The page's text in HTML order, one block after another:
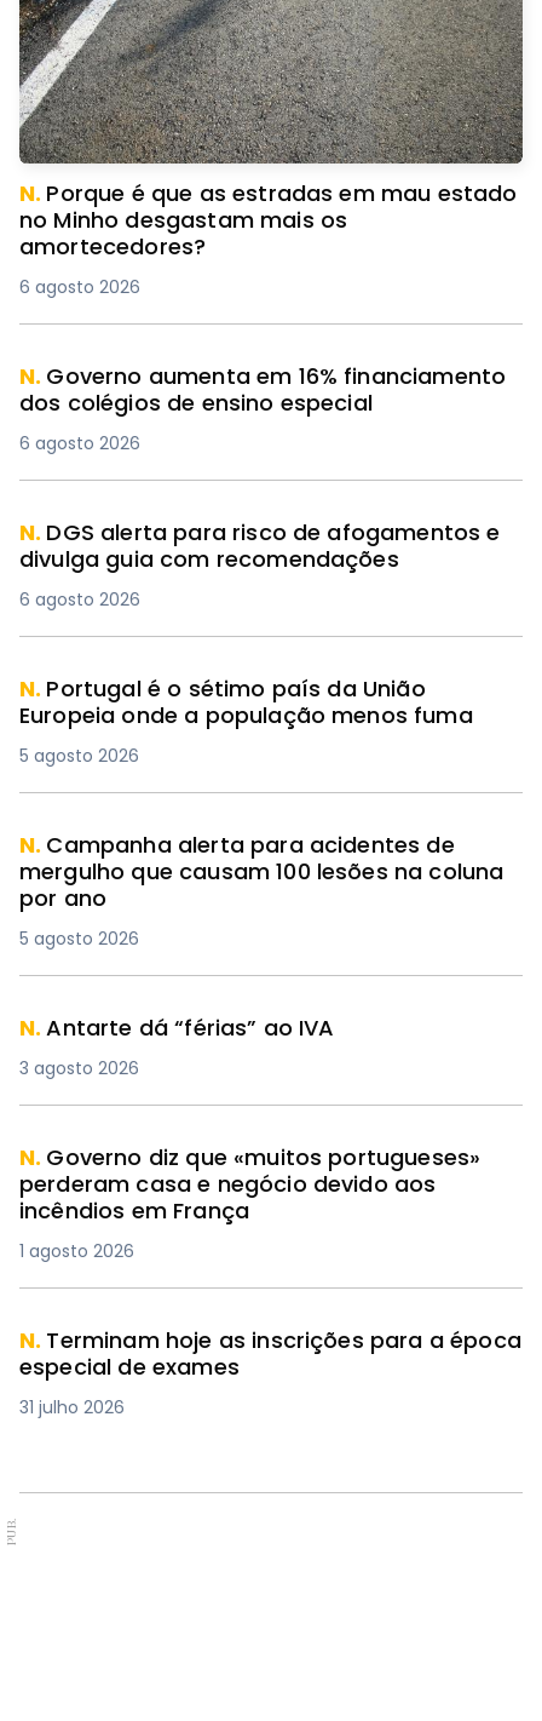
N. Porque é que as estradas em mau estado
no Minho desgastam mais os
amortecedores?
6 agosto 2026
N. Governo aumenta em 16% financiamento
dos colégios de ensino especial
6 agosto 2026
N. DGS alerta para risco de afogamentos e
divulga guia com recomendações
6 agosto 2026
N. Portugal é o sétimo país da União
Europeia onde a população menos fuma
5 agosto 2026
N. Campanha alerta para acidentes de
mergulho que causam 100 lesões na coluna
por ano
5 agosto 2026
N.Antarte dá “férias” ao IVA
3 agosto 2026
N. Governo diz que «muitos portugueses»
perderam casa e negócio devido aos
incêndios em França
1 agosto 2026
N. Terminam hoje as inscrições para a época
especial de exames
31 julho 2026
PUB.